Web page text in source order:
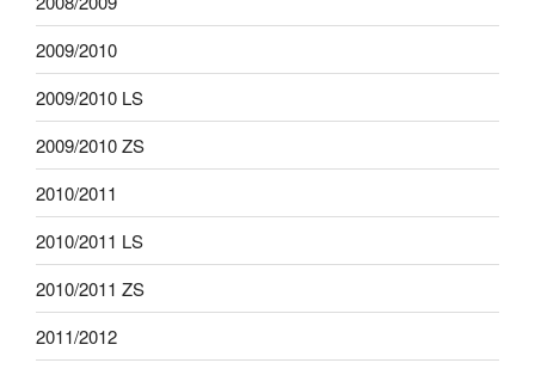
2009/2010
2009/2010 LS
2009/2010 ZS
2010/2011
2010/2011 LS
2010/2011 ZS
2011/2012